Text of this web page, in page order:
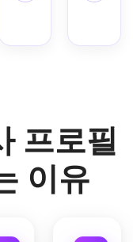
상,
문가
신뢰
도를
또렷
한 디
테일,
통일
하고
자신
감 있
는 표
프로필
이유